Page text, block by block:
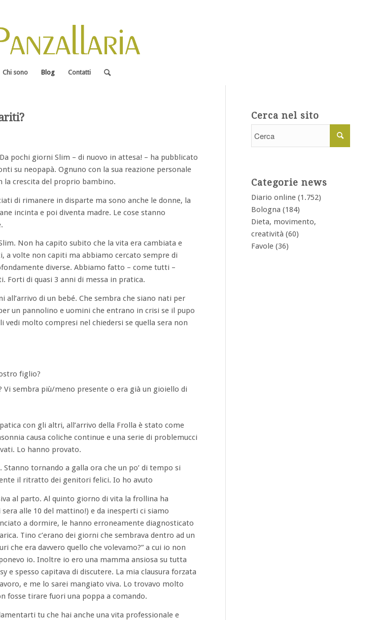
Chi sono Blog Contatti
pochi giorni Slim – di nuovo in attesa! – ha pubblicato
su neopapà. Ognuno con la sua reazione personale
la crescita del proprio bambino.
di rimanere in disparte ma sono anche le donne, la
incinta e poi diventa madre. Le cose stanno
Non ha capito subito che la vita era cambiata e
a volte non capiti ma abbiamo cercato sempre di
diverse. Abbiamo fatto – come tutti –
Forti di quasi 3 anni di messa in pratica.
di un bebé. Che sembra che siano nati per
un pannolino e uomini che entrano in crisi se il pupo
molto compresi nel chiedersi se quella sera non
figlio?
Vi sembra più/meno presente o era già un gioiello di
con gli altri, all’arrivo della Frolla è stato come
causa coliche continue e una serie di problemucci
Lo hanno provato.
tornando a galla ora che un po’ di tempo si
il ritratto dei genitori felici. Io ho avuto
al parto. Al quinto giorno di vita la frollina ha
alle 10 del mattino!) e da inesperti ci siamo
a dormire, le hanno erroneamente diagnosticato
Tino c’erano dei giorni che sembrava dentro ad un
che era davvero quello che volevamo?” a cui io non
io. Inoltre io ero una mamma ansiosa su tutta
e spesso capitava di discutere. La mia clausura forzata
e me lo sarei mangiato viva. Lo trovavo molto
fosse tirare fuori una poppa a comando.
tu che hai anche una vita professionale e
Cerca nel sito
Categorie news
Diario online (1.752)
Bologna (184)
Dieta, movimento,
creatività (60)
Favole (36)